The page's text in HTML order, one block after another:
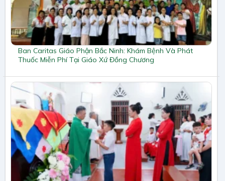
Ban Caritas Giáo Phận Bắc Ninh: Khám Bệnh Và Phát
Thuốc Miễn Phí Tại Giáo Xứ Đồng Chương